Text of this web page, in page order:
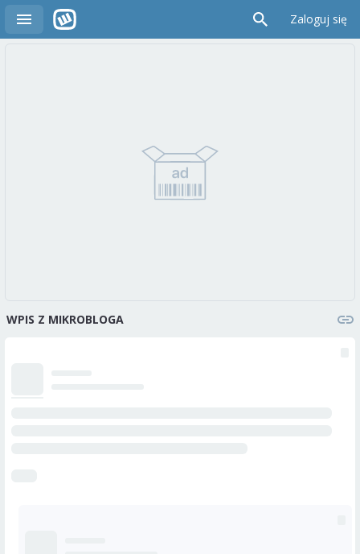
Zaloguj się
WPIS Z MIKROBLOGA